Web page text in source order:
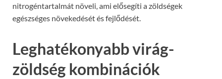
nitrogéntartalmát növeli, ami elősegíti a zöldségek
egészséges növekedését és fejlődését.
Leghatékonyabb virág-
zöldség kombinációk